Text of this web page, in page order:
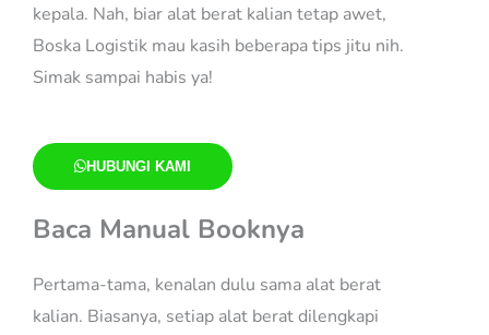
kepala. Nah, biar alat berat kalian tetap awet,
Boska Logistik mau kasih beberapa tips jitu nih.
Simak sampai habis ya!
HUBUNGI KAMI
Baca Manual Booknya
Pertama-tama, kenalan dulu sama alat berat
kalian. Biasanya, setiap alat berat dilengkapi